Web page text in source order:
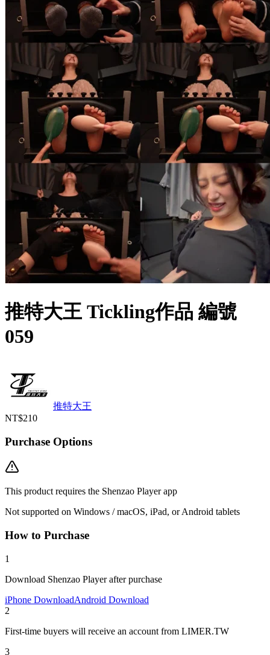
推特大王 Tickling作品 編號
059
推特大王
NT$210
Purchase Options
This product requires the Shenzao Player app
Not supported on Windows / macOS, iPad, or Android tablets
How to Purchase
1
Download Shenzao Player after purchase
iPhone DownloadAndroid Download
2
First-time buyers will receive an account from LIMER.TW
3